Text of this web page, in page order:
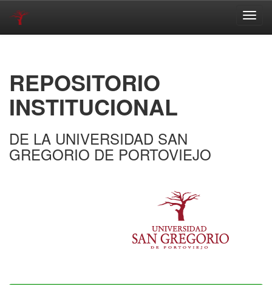
REPOSITORIO
INSTITUCIONAL
DE LA UNIVERSIDAD SAN
GREGORIO DE PORTOVIEJO